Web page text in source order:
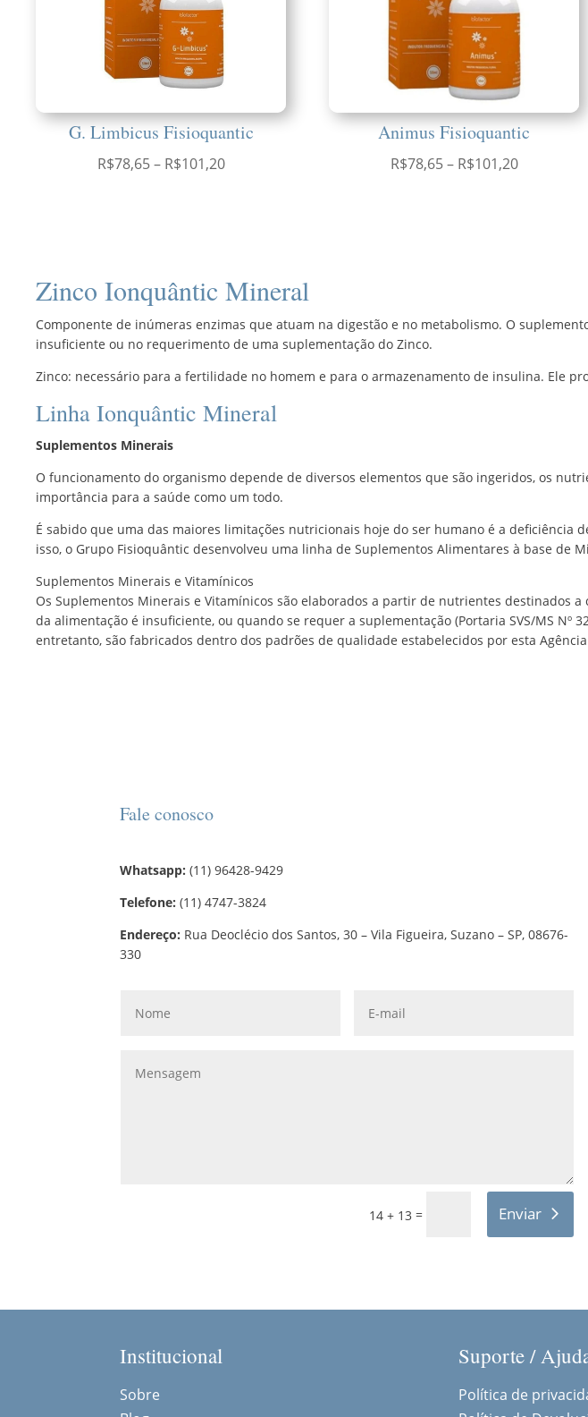
G. Limbicus Fisioquantic
R$78,65– R$101,20Faixa
R$101,20
Animus Fisioquantic
R$78,65 – R$101,20Faixa
Zinco Ionquântic Mineral
Componente de inúmeras enzimas que atuam na digestão e no metabolismo. O
insuficiente ou no requerimento de uma suplementação do Zinco.
Zinco: necessário para a fertilidade no homem e para o armazenamento de insulina. Ele
Linha Ionquântic Mineral
Suplementos Minerais
O funcionamento do organismo depende de diversos elementos que são ingeridos, os
importância para a saúde como um todo.
É sabido que uma das maiores limitações nutricionais hoje do ser humano é a deficiência
isso, o Grupo Fisioquântic desenvolveu uma linha de Suplementos Alimentares à base de
Suplementos Minerais e Vitamínicos
Os Suplementos Minerais e Vitamínicos são elaborados a partir de nutrientes destinados
da alimentação é insuficiente, ou quando se requer a suplementação (Portaria SVS/MS Nº
entretanto, são fabricados dentro dos padrões de qualidade estabelecidos por esta
Fale conosco
Whatsapp: (11) 96428-9429
Telefone: (11) 4747-3824
Endereço: Rua Deoclécio dos Santos, 30 – Vila Figueira, Suzano – SP, 08676-
330
14 + 13 = Enviar
Institucional
Sobre
Suporte /
Política de